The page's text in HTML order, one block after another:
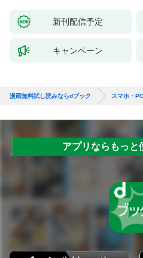
新刊配信予定
キャンペーン
漫画無料試し読みならdブック スマホ・
アプリならもっと